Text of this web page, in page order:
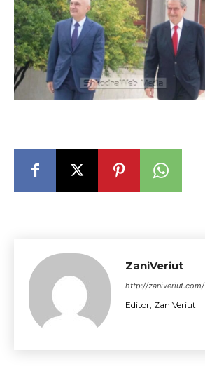
ZaniVeriut
http://zaniveriut.com/
Editor, ZaniVeriut